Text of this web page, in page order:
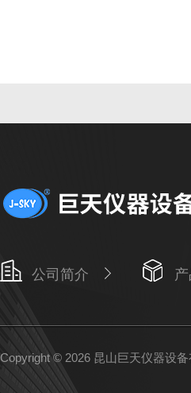
公司简介
Copyright © 2026 昆山巨天仪器设